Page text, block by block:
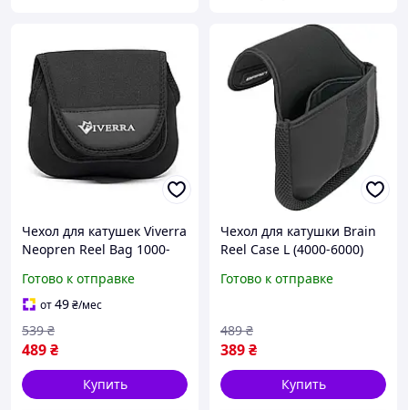
Чехол для катушек Viverra
Neopren Reel Bag 1000-
Готово к отправке
от49₴/мес
489₴
539 ₴
Купить
Чехол для катушки Brain
Reel Case L (4000-6000)
Готово к отправке
389₴
489 ₴
Купить